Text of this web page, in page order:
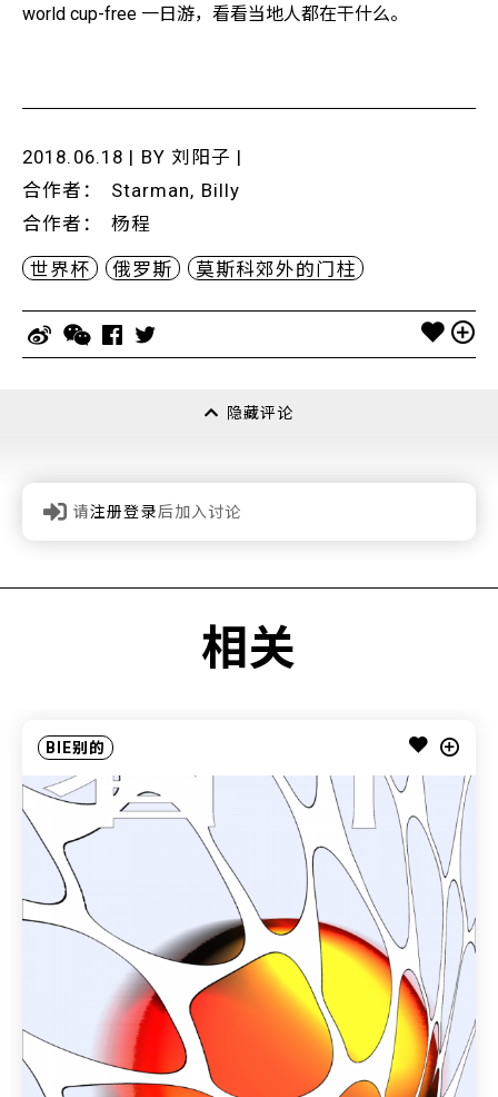
world cup-free 一日游，看看当地人都在干什么。
2018.06.18 | BY 刘阳子 |
合作者 ：
Starman, Billy
合作者 ： 杨程
世界杯 俄罗斯 莫斯科郊外的门柱
隐藏评论
请注册登录后加入讨论
相关
BIE别的